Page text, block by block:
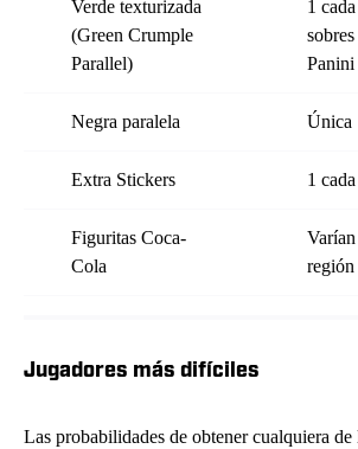
Verde texturizada
(Green Crumple
Parallel)
1
Negra paralela Única
Extra Stickers 1
Figuritas Coca-
Cola
región
Jugadores más difíciles
Las probabilidades de obtener cualquiera